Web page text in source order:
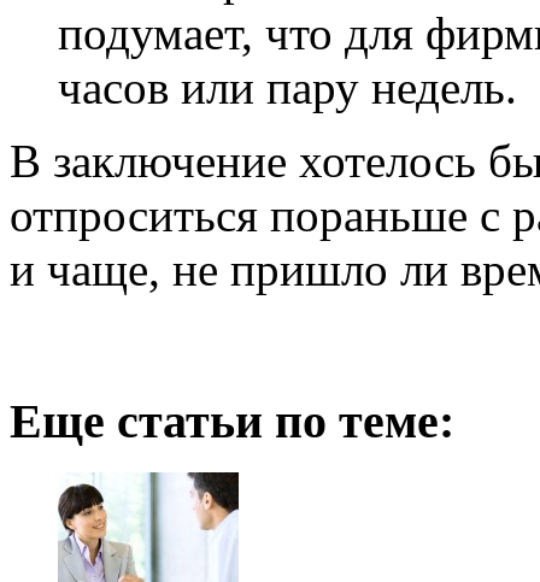
подумает, что для
часов или пару недель.
В заключение хотелось
отпроситься пораньше с
и чаще, не пришло ли
Еще статьи по теме: